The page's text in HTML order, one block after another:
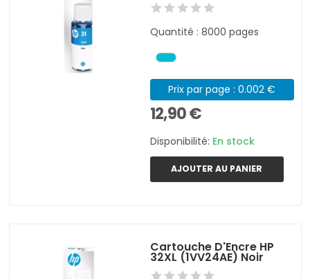
Quantité : 8000 pages
Prix par page : 0.002 €
12,90 €
Disponibilité: En stock
AJOUTER AU PANIER
Cartouche D'Encre HP
32XL (1VV24AE) Noir